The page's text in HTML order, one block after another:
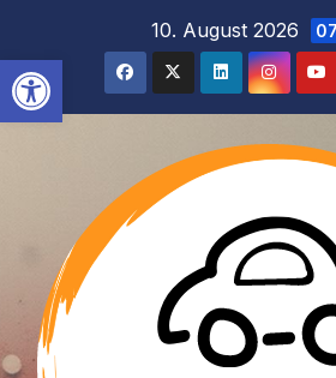
Werkzeugleiste
springen
10. August 2026